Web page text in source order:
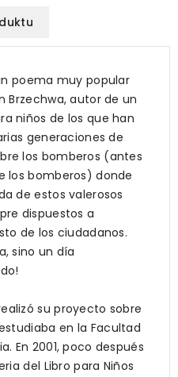
poema muy popular
Brzechwa, autor de un
niños de los que han
generaciones de
los bomberos (antes
los bomberos) donde
de estos valerosos
dispuestos a
de los ciudadanos.
sino un día
su proyecto sobre
en la Facultad
En 2001, poco después
del Libro para Niños